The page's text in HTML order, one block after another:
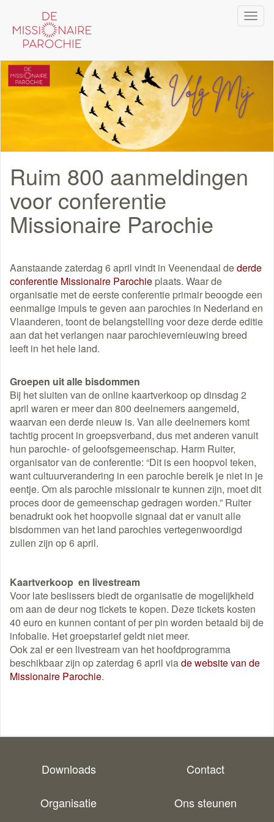
naar
inhoud
gaan
Ruim 800 aanmeldingen
voor conferentie
Missionaire Parochie
Aanstaande zaterdag 6 april vindt in Veenendaal dederde
conferentie Missionaire Parochie plaats. Waar de
organisatie met de eerste conferentie primair beoogde een
eenmalige impuls te geven aan parochies in Nederland en
Vlaanderen, toont de belangstelling voor deze derde editie
aan dat het verlangen naar parochievernieuwing breed
leeft in het hele land.
Groepen uit alle bisdommen
Bij het sluiten van de online kaartverkoop op dinsdag 2
april waren er meer dan 800 deelnemers aangemeld,
waarvan een derde nieuw is. Van alle deelnemers komt
tachtig procent in groepsverband, dus met anderen vanuit
hun parochie- of geloofsgemeenschap. Harm Ruiter,
organisator van de conferentie: “Dit is een hoopvol teken,
want cultuurverandering in een parochie bereik je niet in je
eentje. Om als parochie missionair te kunnen zijn, moet dit
proces door de gemeenschap gedragen worden.” Ruiter
benadrukt ook het hoopvolle signaal dat er vanuit alle
bisdommen van het land parochies vertegenwoordigd
zullen zijn op 6 april.
Kaartverkoop en livestream
Voor late beslissers biedt de organisatie de mogelijkheid
om aan de deur nog tickets te kopen. Deze tickets kosten
40 euro en kunnen contant of per pin worden betaald bij de
infobalie. Het groepstarief geldt niet meer.
Ook zal er een livestream van het hoofdprogramma
beschikbaar zijn op zaterdag 6 april viade website van de
Missionaire Parochie.
Downloads Contact
Organisatie Ons steunen